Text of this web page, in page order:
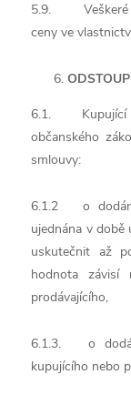
5.9. Veškeré
ceny ve
6.1. Kupující
občanského
smlouvy:
6.1.2 o dodání
ujednána v
uskutečnit až
hodnota závisí
prodávajícího,
6.1.3. o
kupujícího nebo